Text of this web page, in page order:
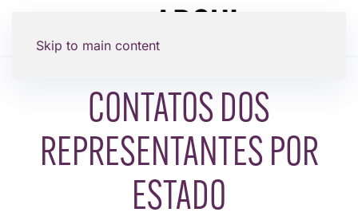
Skip to main content
CONTATOS DOS
REPRESENTANTES POR
ESTADO